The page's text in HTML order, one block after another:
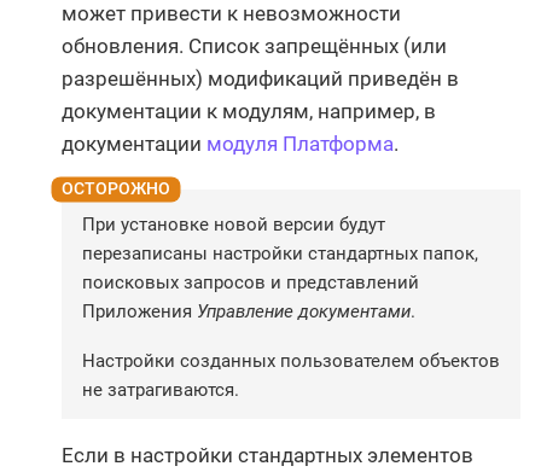
может привести к невозможности
обновления. Список запрещённых (или
разрешённых) модификаций приведён в
документации к модулям, например, в
документации модуля Платформа.
При установке новой версии будут
перезаписаны настройки стандартных папок,
поисковых запросов и представлений
Приложения Управление документами.
Настройки созданных пользователем объектов
не затрагиваются.
Если в настройки стандартных элементов